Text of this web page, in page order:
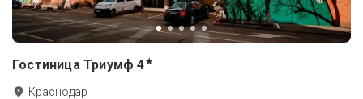
Гостиница Триумф 4★
Краснодар